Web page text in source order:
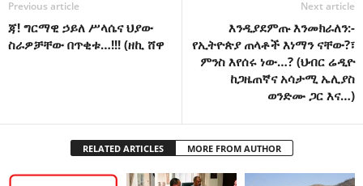
Previous article
ጃ! ግርማዊ ኃይለ ሥላሴና ህያው
ስራዎቻቸው በጥቂቱ…!!! (ዘኪ ሸዋ
Next article
እንዲያደምጡ እንመክራለን:-
የኢትዮጵያ ጠላቶች እነማን ናቸው?፣
ምንስ እየሰሩ ነው…? (ህብር ሬዲዮ
ከጋዜጠኛና አሳታሚ ኤሊያስ
ወንድሙ ጋር እና…)
RELATED ARTICLES MORE FROM AUTHOR